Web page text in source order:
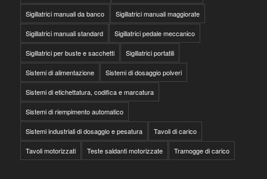
Sigillatrici manuali da banco Sigillatrici manuali maggiorate
Sigillatrici manuali standard Sigillatrici pedale meccanico
Sigillatrici per buste e sacchetti Sigillatrici portatili
Sistemi di alimentazione Sistemi di dosaggio polveri
Sistemi di etichettatura, codifica e marcatura
Sistemi di riempimento automatico
Sistemi industriali di dosaggio e pesatura Tavoli di carico
Tavoli motorizzati Teste saldanti motorizzate Tramogge di carico